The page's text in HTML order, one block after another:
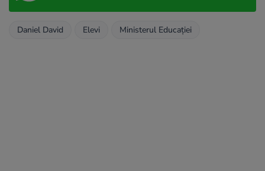
Daniel David Elevi Ministerul Educaţiei